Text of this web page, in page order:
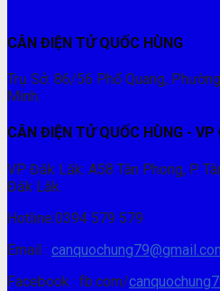
CÂN ĐIỆN TỬ QUỐC HÙNG
Trụ Sở: 86/56 Phổ Quang,
Minh.
CÂN ĐIỆN TỬ QUỐC HÙNG -
VP Đăk Lăk: A58 Tân Phong, P.
Đăk Lăk.
Hotline:0394 579 579
Email :
Facebook : fb.com/